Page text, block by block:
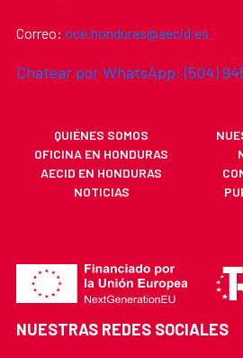
Correo: oce.honduras@aecid.es
Chatear por WhatsApp: (504)
QUIÉNES SOMOS
OFICINA EN HONDURAS
AECID EN HONDURAS
NOTICIAS
NUESTRAS REDES SOCIALES